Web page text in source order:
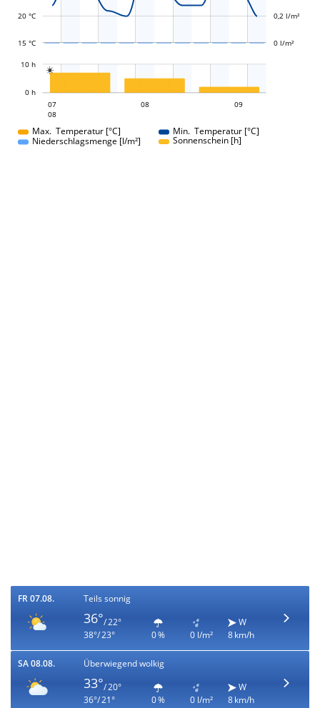
15 °C
20 °C
0 l/m²
0,2 l/m²

0 h
10 h
07
08
08 09
Max. Temperatur [°C]
Min. Temperatur [°C]
Niederschlagsmenge [l/m²]
Sonnenschein [h]
FR 07.08. Teils sonnig
36°/ 22°
38°/ 23°
0 % 0 l/m²
W
8 km/h
SA 08.08. Überwiegend wolkig
33°/ 20°
36°/ 21°
0 % 0 l/m²
W
8 km/h